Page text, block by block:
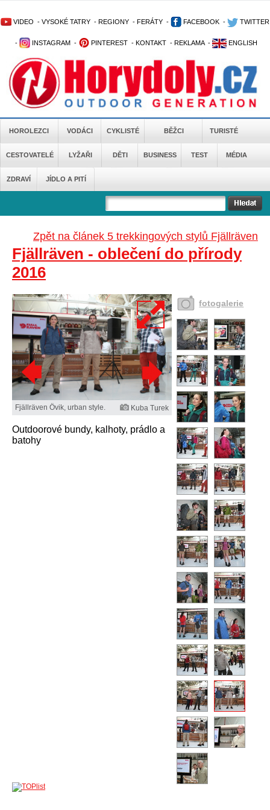
VIDEO - VYSOKÉ TATRY - REGIONY - FERÁTY - FACEBOOK - TWITTER
- INSTAGRAM - PINTEREST - KONTAKT - REKLAMA - ENGLISH
HOROLEZCI VODÁCI CYKLISTÉ BĚŽCI TURISTÉ
CESTOVATELÉ LYŽAŘI DĚTI BUSINESS TEST MÉDIA
ZDRAVÍ JÍDLO A PITÍ
Zpět na článek 5 trekkingových stylů Fjällräven
Fjällräven - oblečení do přírody
2016
Fjällräven Övik, urban style. Kuba Turek
Outdoorové bundy, kalhoty, prádlo a
batohy
fotogalerie